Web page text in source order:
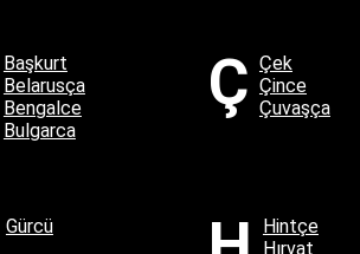
Başkurt
Belarusça
Bengalce
Bulgarca
Ç Çek
Çince
Çuvaşça
Gürcü
Hintçe
Hırvat